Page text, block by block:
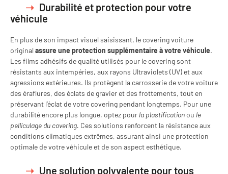
Durabilité et protection pour votre
véhicule
En plus de son impact visuel saisissant, le covering voiture
original assure une protection supplémentaire à votre véhicule.
Les films adhésifs de qualité utilisés pour le covering sont
résistants aux intempéries, aux rayons Ultraviolets (UV) et aux
agressions extérieures. Ils protègent la carrosserie de votre voiture
des éraflures, des éclats de gravier et des frottements, tout en
préservant l’éclat de votre covering pendant longtemps. Pour une
durabilité encore plus longue, optez pour la plastification ou le
pelliculage du covering. Ces solutions renforcent la résistance aux
conditions climatiques extrêmes, assurant ainsi une protection
optimale de votre véhicule et de son aspect esthétique.
Une solution polyvalente pour tous